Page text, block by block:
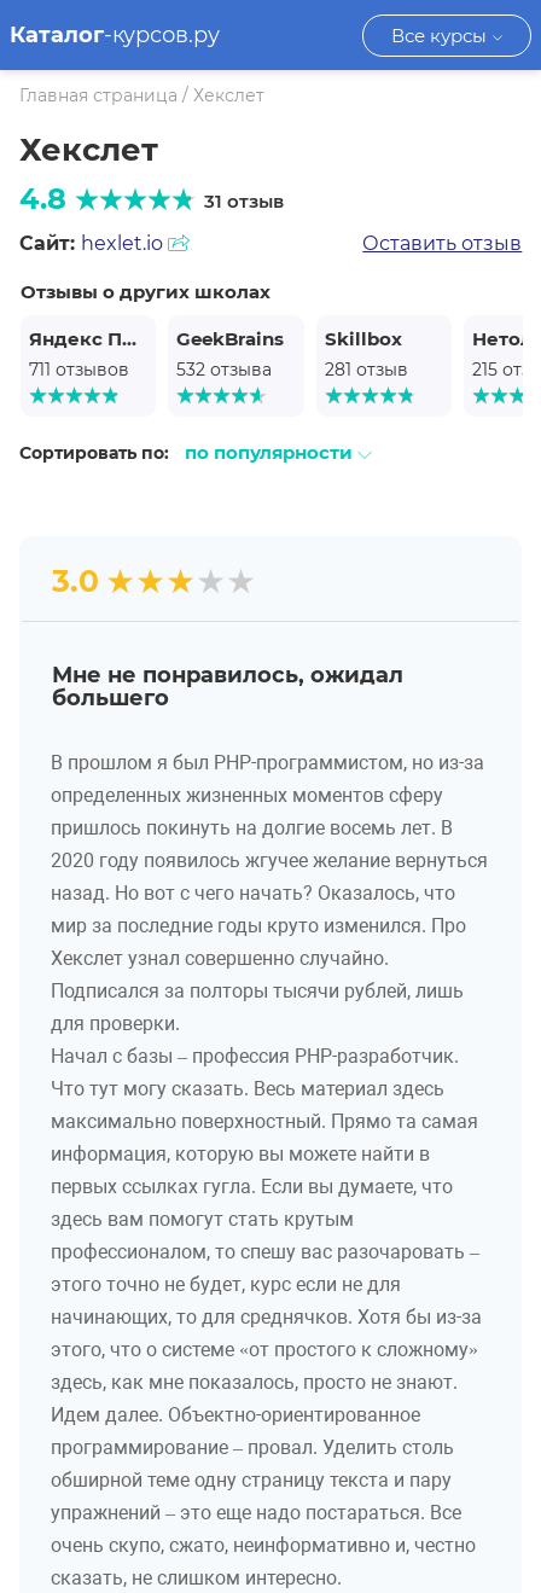
Каталог-курсов.ру Все курсы
Главная страница / Хекслет
Хекслет
4.8
31 отзыв
Сайт: hexlet.io Оставить отзыв
Отзывы о других школах
Яндекс Практикум
711 отзывов
GeekBrains
532 отзыва
Skillbox
281 отзыв 215
Сортировать по: по популярности
3.0 ★★★★★
Мне не понравилось, ожидал
большего
В прошлом я был PHP-программистом, но из-за
определенных жизненных моментов сферу
пришлось покинуть на долгие восемь лет. В
2020 году появилось жгучее желание вернуться
назад. Но вот с чего начать? Оказалось, что
мир за последние годы круто изменился. Про
Хекслет узнал совершенно случайно.
Подписался за полторы тысячи рублей, лишь
для проверки.
Начал с базы – профессия PHP-разработчик.
Что тут могу сказать. Весь материал здесь
максимально поверхностный. Прямо та самая
информация, которую вы можете найти в
первых ссылках гугла. Если вы думаете, что
здесь вам помогут стать крутым
профессионалом, то спешу вас разочаровать –
этого точно не будет, курс если не для
начинающих, то для среднячков. Хотя бы из-за
этого, что о системе «от простого к сложному»
здесь, как мне показалось, просто не знают.
Идем далее. Объектно-ориентированное
программирование – провал. Уделить столь
обширной теме одну страницу текста и пару
упражнений – это еще надо постараться. Все
очень скупо, сжато, неинформативно и, честно
сказать, не слишком интересно.